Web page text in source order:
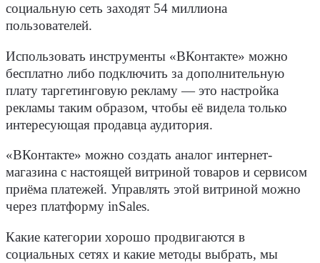
социальную сеть заходят 54 миллиона
пользователей.
Использовать инструменты «ВКонтакте» можно
бесплатно либо подключить за дополнительную
плату таргетинговую рекламу — это настройка
рекламы таким образом, чтобы её видела только
интересующая продавца аудитория.
«ВКонтакте» можно создать аналог интернет-
магазина с настоящей витриной товаров и сервисом
приёма платежей. Управлять этой витриной можно
через платформу inSales.
Какие категории хорошо продвигаются в
социальных сетях и какие методы выбрать, мы